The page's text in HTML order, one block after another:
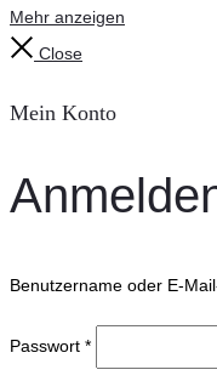
Mehr anzeigen
Close
Mein Konto
Benutzername oder E-
Passwort *